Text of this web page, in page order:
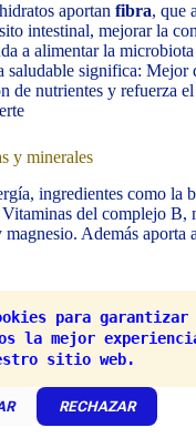
para garantizar
la mejor
sitio web.
RECHAZAR
aportan fibra, que
intestinal, mejorar la
a alimentar la
saludable significa: Mejor
de nutrientes y refuerza el
y minerales
ingredientes como la
del complejo B,
Además aporta
y por qué
: Es de fácil digestión